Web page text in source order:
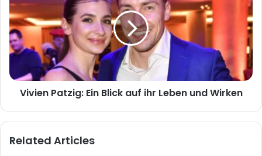
Ein
Blick
auf
ihr
Leben
Wirken
Vivien Patzig: Ein Blick auf ihr Leben und Wirken
Related Articles